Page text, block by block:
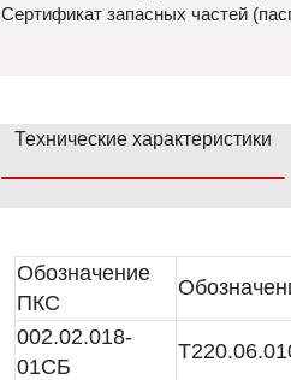
Сертификат запасных частей
Технические характеристики
Обозначение
ПКС
002.02.018-
01СБ